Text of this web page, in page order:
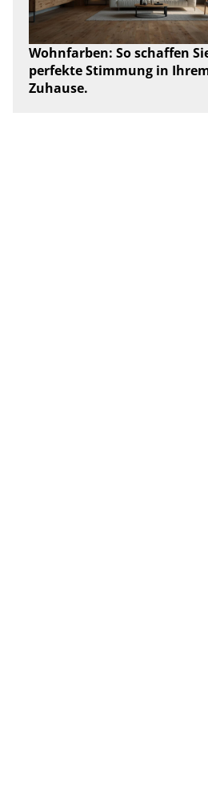
Wohnfarben: So schaffen
perfekte Stimmung in
Zuhause.